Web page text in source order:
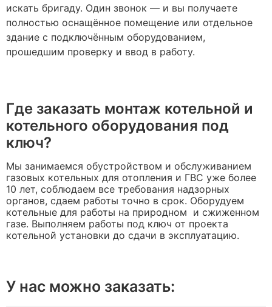
искать бригаду. Один звонок — и вы получаете
полностью оснащённое помещение или отдельное
здание с подключённым оборудованием,
прошедшим проверку и ввод в работу.
Где заказать монтаж котельной и
котельного оборудования под
ключ?
Мы занимаемся обустройством и обслуживанием
газовых котельных для отопления и ГВС уже более
10 лет, соблюдаем все требования надзорных
органов, сдаем работы точно в срок. Оборудуем
котельные для работы на природном и сжиженном
газе. Выполняем работы под ключ от проекта
котельной установки до сдачи в эксплуатацию.
У нас можно заказать: